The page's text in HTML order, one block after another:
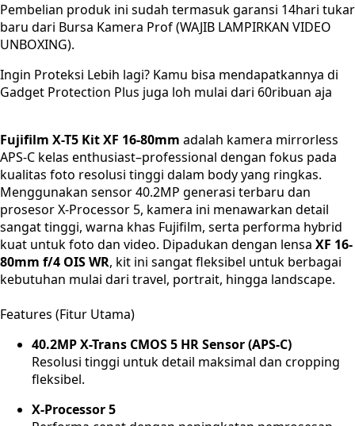
Pembelian produk ini sudah termasuk garansi 14hari tukar
baru dari Bursa Kamera Prof (WAJIB LAMPIRKAN VIDEO
UNBOXING).
Ingin Proteksi Lebih lagi? Kamu bisa mendapatkannya di
Gadget Protection Plus juga loh mulai dari 60ribuan aja
Fujifilm X-T5 Kit XF 16-80mm adalah kamera mirrorless
APS-C kelas enthusiast–professional dengan fokus pada
kualitas foto resolusi tinggi dalam body yang ringkas.
Menggunakan sensor 40.2MP generasi terbaru dan
prosesor X-Processor 5, kamera ini menawarkan detail
sangat tinggi, warna khas Fujifilm, serta performa hybrid
kuat untuk foto dan video. Dipadukan dengan lensa XF 16-
80mm f/4 OIS WR, kit ini sangat fleksibel untuk berbagai
kebutuhan mulai dari travel, portrait, hingga landscape.
Features (Fitur Utama)
40.2MP X-Trans CMOS 5 HR Sensor (APS-C)
Resolusi tinggi untuk detail maksimal dan cropping
fleksibel.
X-Processor 5